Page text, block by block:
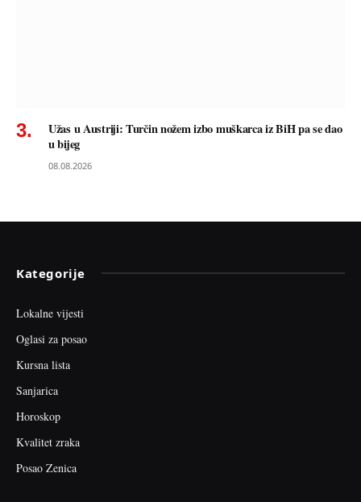
Užas u Austriji: Turčin nožem izbo muškarca iz BiH pa se dao
u bijeg
08.08.2026
Kategorije
Lokalne vijesti
Oglasi za posao
Kursna lista
Sanjarica
Horoskop
Kvalitet zraka
Posao Zenica